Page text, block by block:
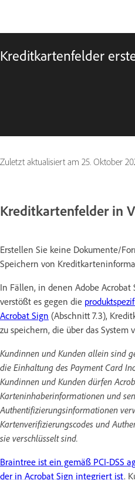
Kreditkartenfelder
Zuletzt aktualisiert am 25. Oktober
Kreditkartenfelder in
Erstellen Sie keine Dokumente/
Speichern von
In Fällen, in denen Adobe Acrobat
verstößt es gegen die
Acrobat Sign (Abschnitt 7.3),
zu speichern, die über das System
Kundinnen und Kunden allein sind
die Einhaltung des Payment Card
Kundinnen und Kunden dürfen
Karteninhaberinformationen und
Authentifizierungsinformationen
Kartenverifizierungscodes und
sie verschlüsselt sind.
Braintree ist ein gemäß PCI-DSS
der in Acrobat Sign integriert ist.